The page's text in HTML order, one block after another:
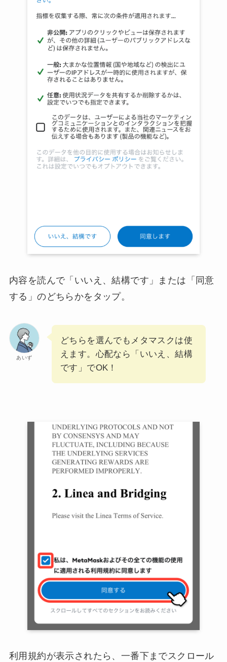
内容を読んで「いいえ、結構です」または「同意
する」のどちらかをタップ。
あいず
どちらを選んでもメタマスクは使
えます。心配なら「いいえ、結構
です」でOK！
利用規約が表示されたら、一番下までスクロール